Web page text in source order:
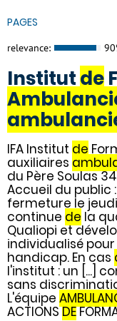
PAGES
relevance:
Institutde
IFA Institut de
auxiliaires
du Père Soulas
Accueil du public :
fermeture le
continue de la
Qualiopi et
individualisé
handicap. En cas
l'institut : un [...]
sans
L'équipe
ACTIONSDE